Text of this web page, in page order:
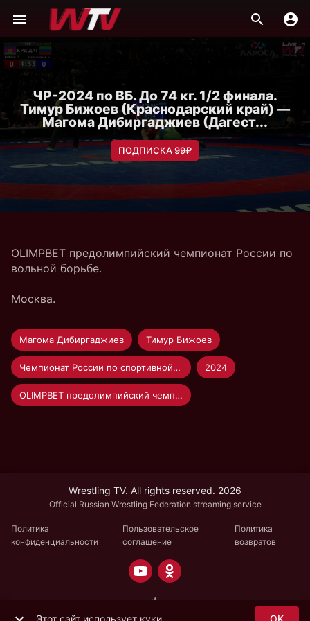
ЧР-2024 по ВБ. До 74 кг. 1/2 финала.
Тимур Бижоев (Краснодарский край) —
Магома Дибиргаджиев (Дагест...
ПОДПИСКА 99₽
OLIMPBET предолимпийский чемпионат России по
вольной борьбе.
Москва.
Магома Дибиргаджиев Тимур Бижоев
Чемпионат России по спортивной борьбе 2024
OLIMPBET предолимпийский чемпионат России по вольной борьбе 2024 | Москва 30.04-4.05.24
Wrestling TV. All rights reserved. 2026
Official Russian Wrestling Federation streaming service
Политика
конфиденциальности
Пользовательское
соглашение
Политика
возвратов
Этот сайт использует куки OK